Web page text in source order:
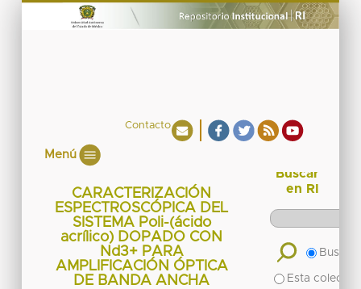
Contacto
Menú
CARACTERIZACIÓN
ESPECTROSCÓPICA DEL
SISTEMA Poli-(ácido
acrílico) DOPADO CON
Nd3+ PARA
AMPLIFICACIÓN ÓPTICA
DE BANDA ANCHA
Buscar
en RI
Buscar
Esta